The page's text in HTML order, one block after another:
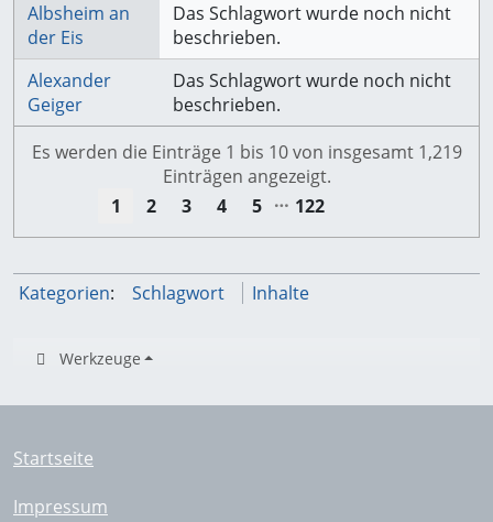
Albsheim an
der Eis
Das Schlagwort wurde noch nicht
beschrieben.
Alexander
Geiger
Das Schlagwort wurde noch nicht
beschrieben.
Es werden die Einträge 1 bis 10 von insgesamt 1,219
Einträgen angezeigt.
1
2 3 4 5 … 122
Kategorien: Schlagwort Inhalte
Werkzeuge
Startseite
Impressum